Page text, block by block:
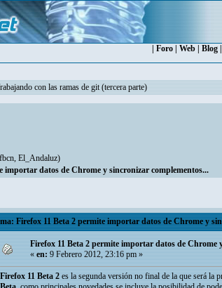
Foro Web Blog
con las ramas de git (tercera parte)
, El_Andaluz)
importar datos de Chrome y sincronizar complementos...
Firefox 11 Beta 2 permite importar datos de Chrome y
Firefox 11 Beta 2 permite importar datos de Chrome
«en:9 Febrero 2012, 23:16 pm »
Firefox 11 Beta 2es la segunda versión no final de la que será la